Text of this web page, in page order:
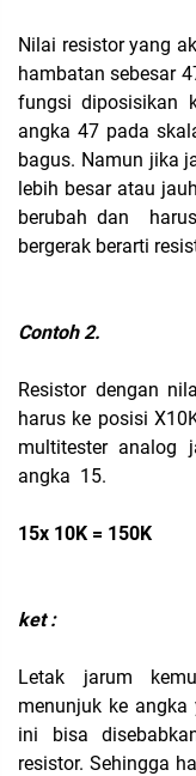
Nilai resistor yang
hambatan sebesar
fungsi diposisikan
angka 47 pada
bagus. Namun jika
lebih besar atau
berubah dan
bergerak berarti
Contoh 2.
Resistor dengan
harus ke posisi
multitester analog
angka 15.
15x 10K = 150K
ket :
Letak jarum
menunjuk ke
ini bisa
resistor. Sehingga